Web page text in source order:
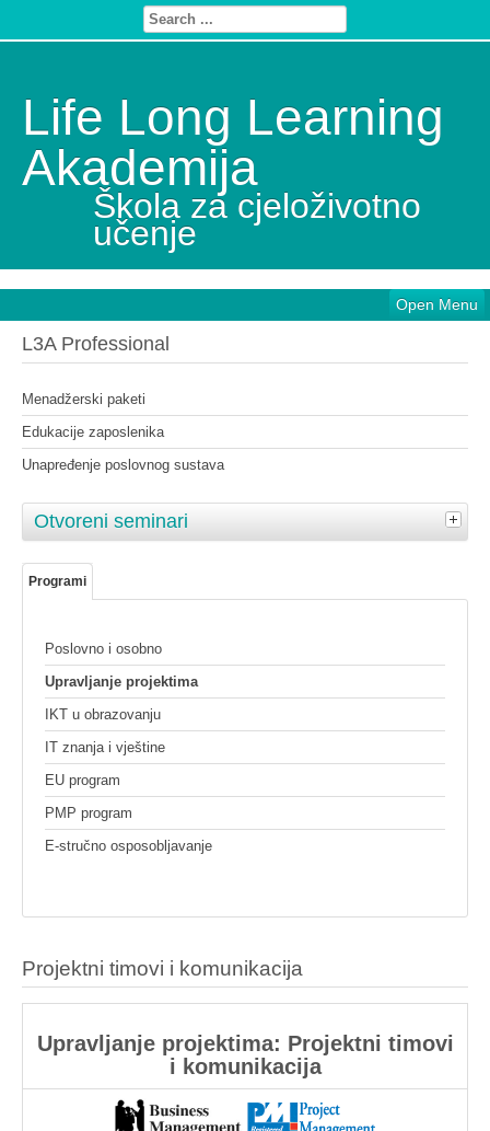
Life Long Learning
Akademija
Škola za cjeloživotno
učenje
Open Menu
L3A Professional
Menadžerski paketi
Edukacije zaposlenika
Unapređenje poslovnog sustava
Otvoreni seminari
Programi
Poslovno i osobno
Upravljanje projektima
IKT u obrazovanju
IT znanja i vještine
EU program
PMP program
E-stručno osposobljavanje
Projektni timovi i komunikacija
Upravljanje projektima: Projektni timovi
i komunikacija